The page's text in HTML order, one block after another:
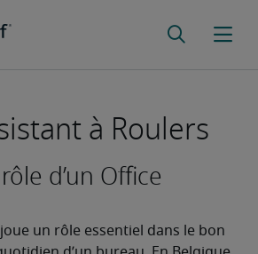
à Roulers
d’un Office
joue un rôle essentiel dans le bon